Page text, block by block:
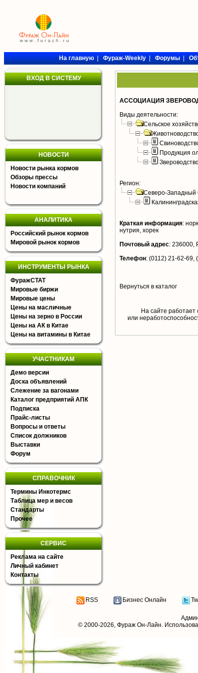
На главную|Фураж-Weekly|Форумы|
ВХОД В СИСТЕМУ
НОВОСТИ
Новости рынка кормов
Обзоры прессы
Новости компаний
АНАЛИТИКА
Российский рынок кормов
Мировой рынок кормов
ИНСТРУМЕНТЫ РЫНКА
ФуражСТАТ
Мировые биржи
Мировые цены
Цены на масличные
Цены на зерно в России
Цены на АК в Китае
Цены на витамины в Китае
УЧАСТНИКАМ
Демо версии
Доска объявлений
Слежение за вагонами
Каталог предприятий АПК
Подписка
Прайс-листы
Вопросы и ответы
Список должников
Выставки
Форум
СПРАВОЧНИК
Термины Инкотермс
Таблица мер и весов
Стандарты
Прочее
СЕРВИС
Реклама на сайте
Личный кабинет
Контакты
АССОЦИАЦИЯ
Виды деятельности:
Сельское
Продукция
Регион:
Северо-
Краткая информация:
нутрия, хорек
Почтовый адрес: 236000,
Телефон: (0112) 21-62-69,
Вернуться в каталог
На сайте работает
или
RSS Бизнес Онлайн
© 2000-2026, Фураж Он-Лайн.